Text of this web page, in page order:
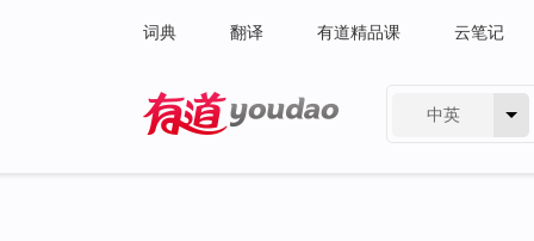
词典 翻译 有道精品课 云笔记
中英